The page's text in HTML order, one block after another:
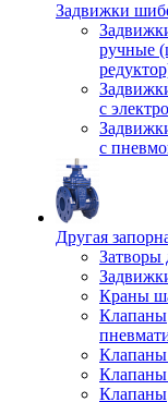
Задвижки
ручные
с
с
Другая
Затворы
Краны
Клапаны
Клапаны